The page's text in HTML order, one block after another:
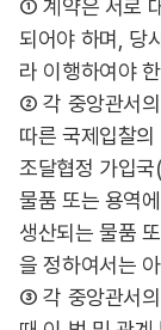
① 계약은 서로
되어야 하며, 당
라 이행하여야
② 각 중앙관서
따른 국제입찰
조달협정 가입
물품 또는 용역
생산되는 물품
을 정하여서는
③ 각 중앙관서